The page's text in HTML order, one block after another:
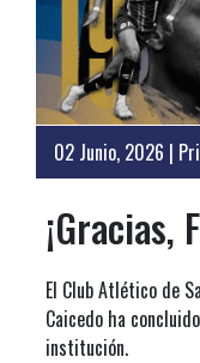
02 Junio, 2026 |
¡Gracias,
El Club Atlético de
Caicedo ha
institución.